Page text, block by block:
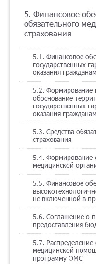
Корзина
5. Финансовое
обязательного
страхования
5.1. Финансовое
государственных
оказания
5.2. Формирование
обоснование
государственных
оказания
5.3. Средства
страхования
5.4. Формирование
медицинской
5.5. Финансовое
не включенной в
5.6. Соглашение о
предоставления
5.7.
медицинской
программу ОМС